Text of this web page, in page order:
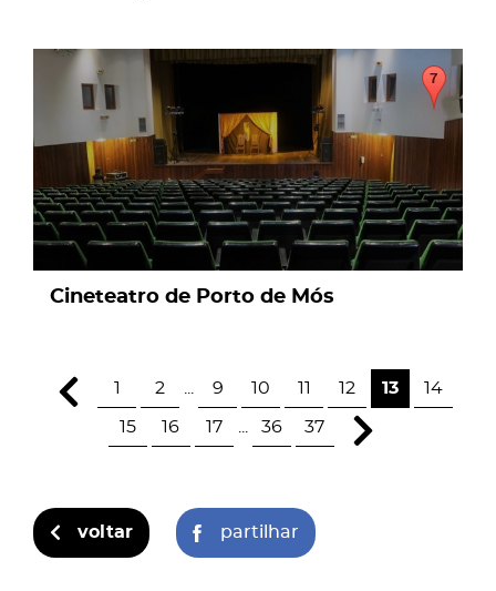
page
Cineteatro de Porto de Mós
1 2 9 10 11 12 13 14
15 16 17 36 37
voltar partilhar